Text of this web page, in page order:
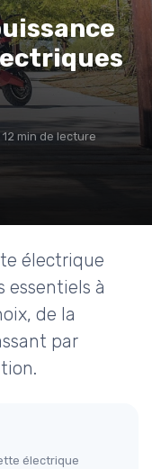
12 min de lecture
électrique
essentiels à
de la
par
électrique